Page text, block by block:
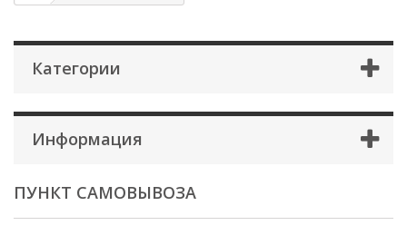
Категории
Информация
ПУНКТ САМОВЫВОЗА